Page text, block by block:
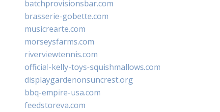
batchprovisionsbar.com
brasserie-gobette.com
musicrearte.com
morseysfarms.com
riverviewtennis.com
official-kelly-toys-squishmallows.com
displaygardenonsuncrest.org
bbq-empire-usa.com
feedstoreva.com